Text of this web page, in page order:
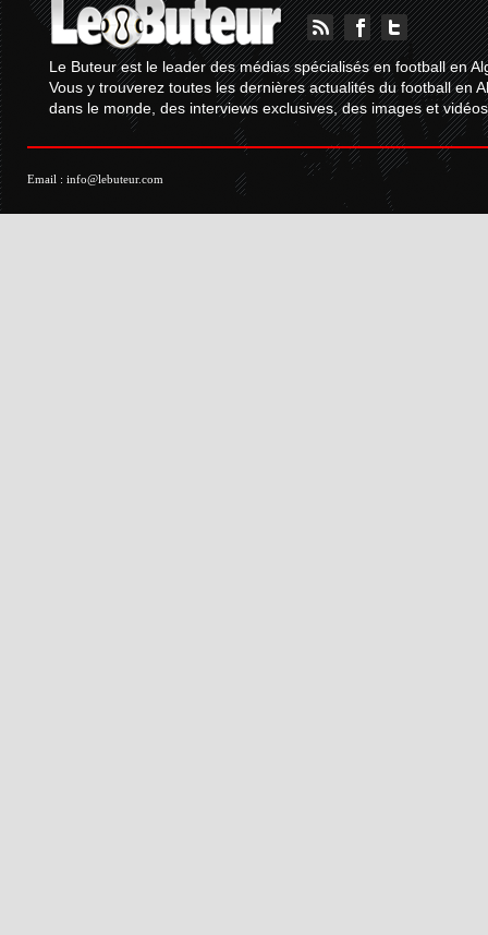
Le Buteur est le leader des médias spécialisés en football en
Vous y trouverez toutes les dernières actualités du football en
dans le monde, des interviews exclusives, des images et
Email : info@lebuteur.com